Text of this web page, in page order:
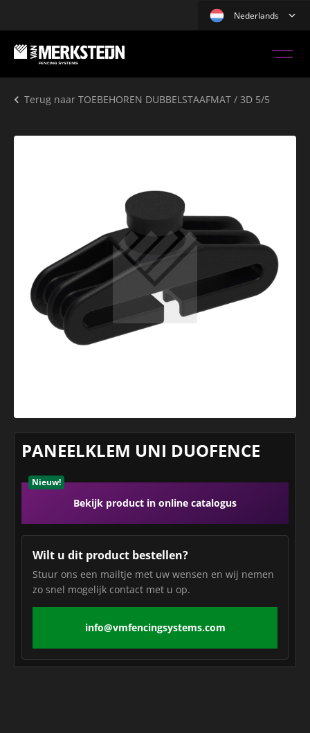
Nederlands
Terug naar TOEBEHOREN DUBBELSTAAFMAT / 3D 5/5
PANEELKLEM UNI DUOFENCE
Bekijk product in online catalogus
Nieuw!
Wilt u dit product bestellen?
Stuur ons een mailtje met uw wensen en wij nemen
zo snel mogelijk contact met u op.
info@vmfencingsystems.com